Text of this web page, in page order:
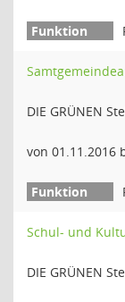
DIE GRÜNEN
von 01.11.2016
Schul- und
DIE GRÜNEN